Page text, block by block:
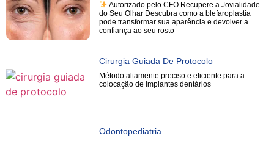
Autorizado pelo CFO Recupere a Jovialidade
do Seu Olhar Descubra como a blefaroplastia
pode transformar sua aparência e devolver a
confiança ao seu rosto
Cirurgia Guiada De Protocolo
Método altamente preciso e eficiente para a
colocação de implantes dentários
Odontopediatria